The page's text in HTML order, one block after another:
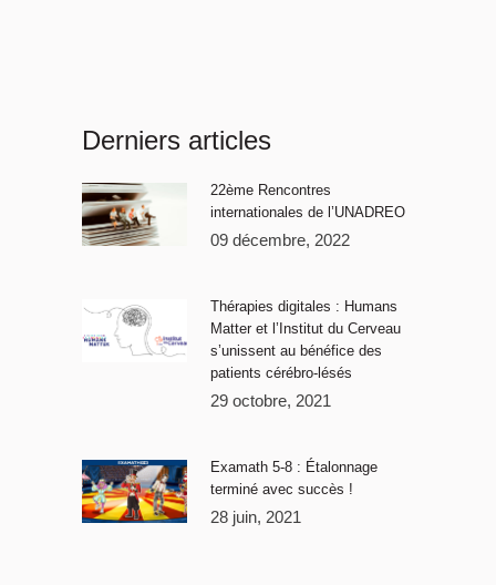
Derniers articles
22ème Rencontres
internationales de l’UNADREO
09 décembre, 2022
Thérapies digitales : Humans
Matter et l’Institut du Cerveau
s’unissent au bénéfice des
patients cérébro-lésés
29 octobre, 2021
Examath 5-8 : Étalonnage
terminé avec succès !
28 juin, 2021